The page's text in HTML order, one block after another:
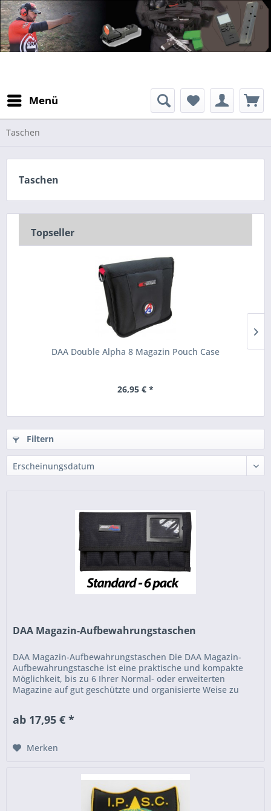
Menü
Taschen
Taschen
Topseller
DAA Double Alpha 8 Magazin Pouch Case
26,95 € *
Filtern
DAA Magazin-Aufbewahrungstaschen
DAA Magazin-Aufbewahrungstaschen Die DAA Magazin-
Aufbewahrungstasche ist eine praktische und kompakte
Möglichkeit, bis zu 6 Ihrer Normal- oder erweiterten
Magazine auf gut geschützte und organisierte Weise zu
ab 17,95 € *
Merken